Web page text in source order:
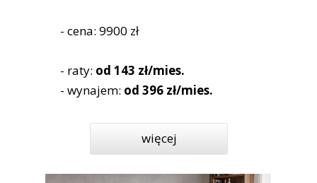
więcej
- cena: 9900 zł
- raty: od 143 zł/mies.
- wynajem: od 396 zł/mies.